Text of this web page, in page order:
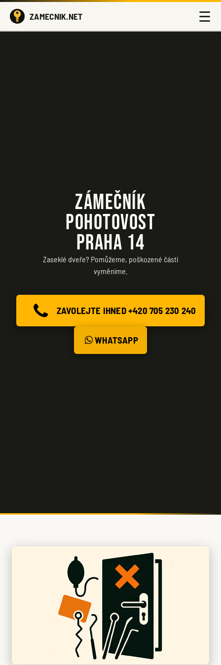
ZAMECNIK.NET ☰
ZÁMEČNÍK
POHOTOVOST
PRAHA 14
Zaseklé dveře? Pomůžeme, poškozené části
vyměníme.
ZAVOLEJTE IHNED +420 705 230 240
WHATSAPP